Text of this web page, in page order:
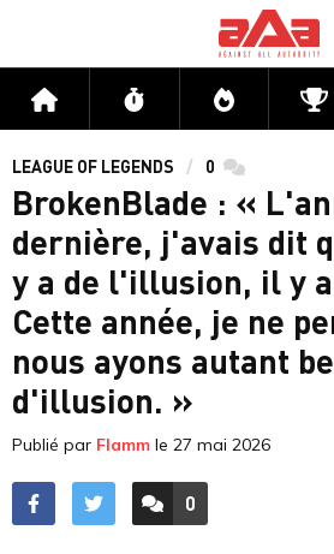
Accueil Flux Directs
LEAGUE OF LEGENDS 0 commentaires
BrokenBlade : «
dernière, j'avais dit
y a de l'illusion, il y
Cette année, je ne
nous ayons autant
d'illusion. »
Publié par Flamm le 27 mai 2026
ACCÉDER AUX
0
COMMENTAIRES